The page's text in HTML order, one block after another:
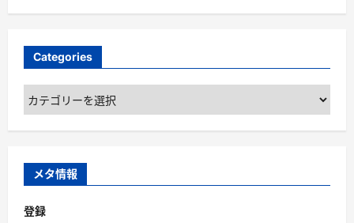
Categories
Categories
メタ情報
登録